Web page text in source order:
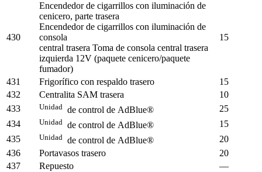
430
Encendedor de cigarrillos con iluminación de
cenicero, parte trasera
Encendedor de cigarrillos con iluminación de
consola
central trasera Toma de consola central trasera
izquierda 12V (paquete cenicero/paquete
fumador)
15
431 Frigorífico con respaldo trasero
15
432
Centralita SAM trasera
10
433
Unidad de control de AdBlue®
25
434
Unidad de control de AdBlue®
15
435
Unidad de control de AdBlue®
20
436
Portavasos trasero
20
437
Repuesto
—